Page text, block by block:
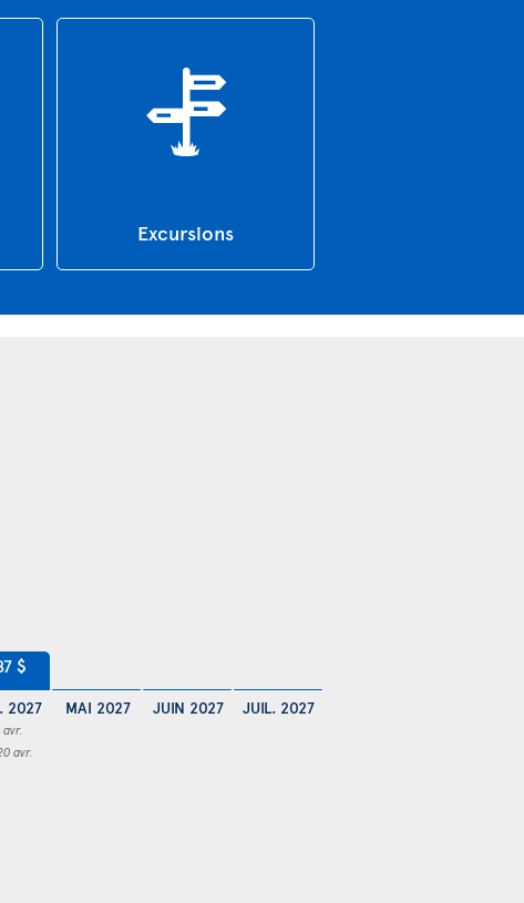
Excursions
$
2027
avr.
avr.
MAI 2027 JUIN 2027 JUIL. 2027